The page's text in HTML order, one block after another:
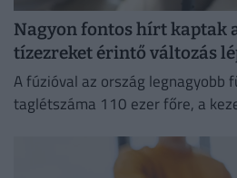
Nagyon fontos hírt kaptak
tízezreket érintő változás
A fúzióval az ország legnagyobb
taglétszáma 110 ezer főre, a